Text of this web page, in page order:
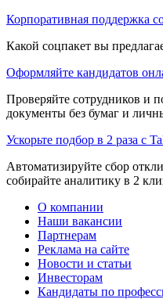
Корпоративная поддержка
Какой соцпакет вы
Оформляйте кандидатов
Проверяйте сотрудников и
документы без бумаг и
Ускорьте подбор в 2 раза с
Автоматизируйте сбор
собирайте аналитику в 2
О компании
Наши вакансии
Партнерам
Реклама на сайте
Новости и статьи
Инвесторам
Кандидаты по